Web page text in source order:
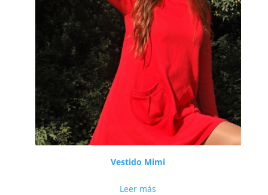
Vestido Mimi
Leer más